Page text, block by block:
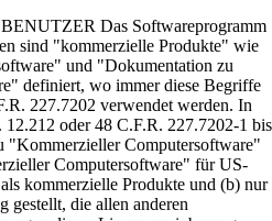
Das Softwareprogramm
sind "kommerzielle Produkte" wie
und "Dokumentation zu
definiert, wo immer diese Begriffe
227.7202 verwendet werden. In
oder 48 C.F.R. 227.7202-1 bis
"Kommerzieller Computersoftware"
Computersoftware" für US-
kommerzielle Produkte und (b) nur
gestellt, die allen anderen